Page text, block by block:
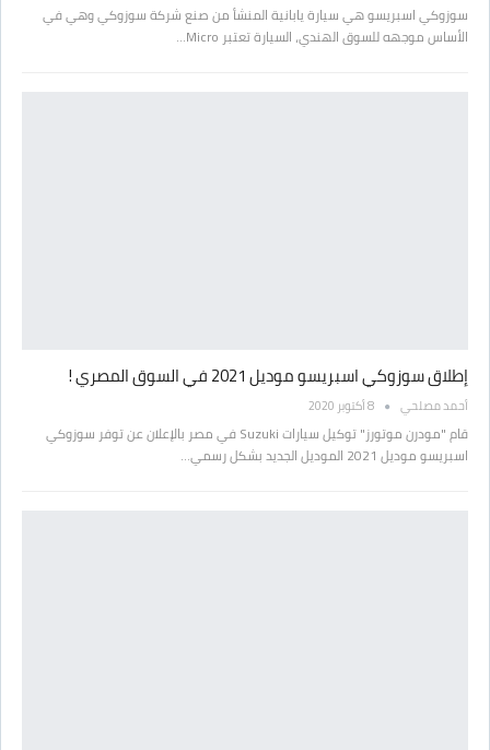
سوزوكي اسبريسو هي سيارة يابانية المنشأ من صنع شركة سوزوكي وهي في
الأساس موجهه للسوق الهندي، السيارة تعتبر Micro…
إطلاق سوزوكي اسبريسو موديل 2021 في السوق المصري !
أحمد مصلحي 8 أكتوبر 2020
قام "مودرن موتورز" توكيل سيارات Suzuki في مصر بالإعلان عن توفر سوزوكي
اسبريسو موديل 2021 الموديل الجديد بشكل رسمي…